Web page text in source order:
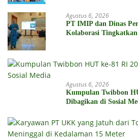
Agustus 6, 2026
PT IMIP dan Dinas
Kolaborasi Tingkatkan
Agustus 6, 2026
Kumpulan Twibbon
Dibagikan di Sosial